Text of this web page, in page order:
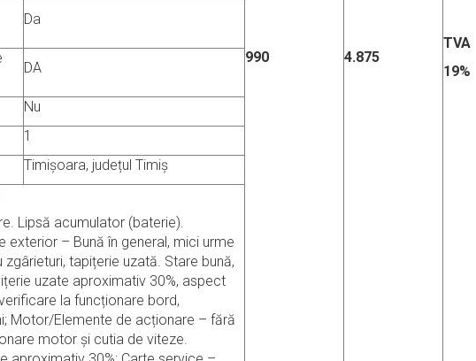
990 4.875
TVA
19%
Da
DA
Nu
1
Timișoara, județul Timiș
Lipsă acumulator (baterie).
exterior – Bună în general, mici urme
zgârieturi, tapițerie uzată. Stare bună,
uzate aproximativ 30%, aspect
la funcționare bord,
Motor/Elemente de acționare – fără
motor și cutia de viteze.